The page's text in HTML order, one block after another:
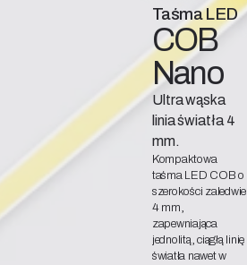
Taśma LED
COB
Nano
Ultra wąska
linia światła 4
mm.
Kompaktowa
taśma LED COB o
szerokości zaledwie
4 mm,
zapewniająca
jednolitą, ciągłą linię
światła nawet w